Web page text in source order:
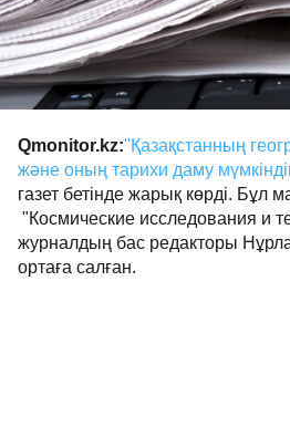
Qmonitor.kz:"Қазақстанның
және оның тарихи даму
газет бетінде жарық көрді. Бұл
"Космические исследования и
журналдың бас редакторы
ортаға салған.